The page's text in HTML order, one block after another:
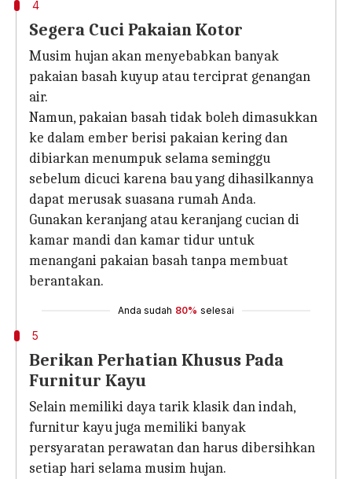
4
Segera Cuci Pakaian Kotor
Musim hujan akan menyebabkan banyak
pakaian basah kuyup atau terciprat genangan
air.
Namun, pakaian basah tidak boleh dimasukkan
ke dalam ember berisi pakaian kering dan
dibiarkan menumpuk selama seminggu
sebelum dicuci karena bau yang dihasilkannya
dapat merusak suasana rumah Anda.
Gunakan keranjang atau keranjang cucian di
kamar mandi dan kamar tidur untuk
menangani pakaian basah tanpa membuat
berantakan.
Anda sudah 80% selesai
5
Berikan Perhatian Khusus Pada
Furnitur Kayu
Selain memiliki daya tarik klasik dan indah,
furnitur kayu juga memiliki banyak
persyaratan perawatan dan harus dibersihkan
setiap hari selama musim hujan.